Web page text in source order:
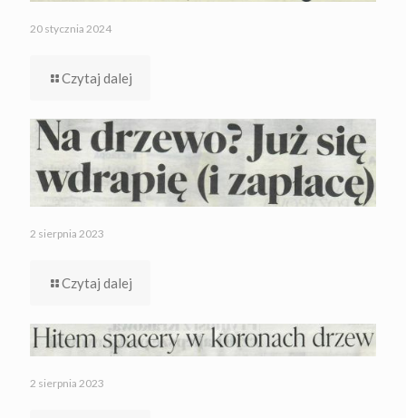
20 stycznia 2024
Czytaj dalej
2 sierpnia 2023
Czytaj dalej
2 sierpnia 2023